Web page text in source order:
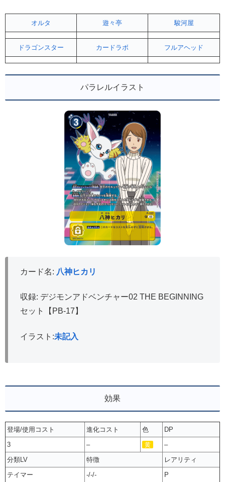
オルタ 遊々亭 駿河屋
ドラゴンスター カードラボ フルアヘッド
パラレルイラスト
カード名: 八神ヒカリ
収録: デジモンアドベンチャー02 THE BEGINNING
セット【PB-17】
イラスト:未記入
効果
登場/使用コスト 進化コスト 色
DP
3
– 黄
–
分類LV
特徴
レアリティ
テイマー
-/-/- P